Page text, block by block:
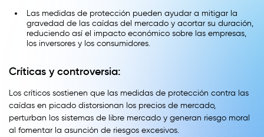
Las medidas de protección pueden ayudar a mitigar la
gravedad de las caídas del mercado y acortar su duración,
reduciendo así el impacto económico sobre las empresas,
los inversores y los consumidores.
Críticas y controversia:
Los críticos sostienen que las medidas de protección contra las
caídas en picado distorsionan los precios de mercado,
perturban los sistemas de libre mercado y generan riesgo moral
al fomentar la asunción de riesgos excesivos.